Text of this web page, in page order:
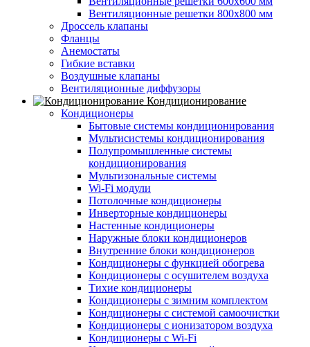
Вентиляционные решетки 800х800 мм
Дроссель клапаны
Фланцы
Анемостаты
Гибкие вставки
Воздушные клапаны
Вентиляционные диффузоры
Кондиционирование
Кондиционеры
Бытовые системы кондиционирования
Мультисистемы кондиционирования
Полупромышленные системы
кондиционирования
Мультизональные системы
Wi-Fi модули
Потолочные кондиционеры
Инверторные кондиционеры
Настенные кондиционеры
Наружные блоки кондиционеров
Внутренние блоки кондиционеров
Кондиционеры с функцией обогрева
Кондиционеры с осушителем воздуха
Тихие кондиционеры
Кондиционеры с зимним комплектом
Кондиционеры с системой самоочистки
Кондиционеры с ионизатором воздуха
Кондиционеры с Wi-Fi